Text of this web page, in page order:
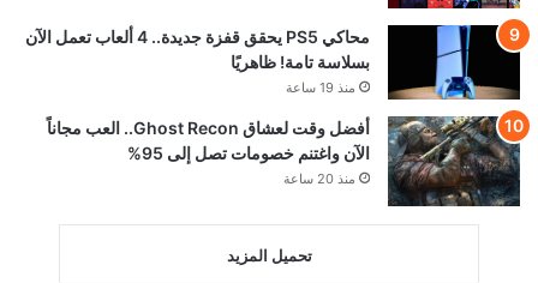
محاكي PS5 يحقق قفزة جديدة.. 4 ألعاب تعمل الآن
بسلاسة تامة! ظاهريًا
منذ 19 ساعة
أفضل وقت لعشاق Ghost Recon.. العب مجاناً
الآن واغتنم خصومات تصل إلى 95%
منذ 20 ساعة
تحميل المزيد